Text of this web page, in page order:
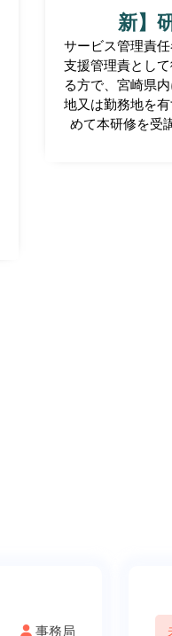
新】
サービス管理責
支援管理責とし
る方で、宮崎県
地又は勤務地を
めて本研修を受
事務局